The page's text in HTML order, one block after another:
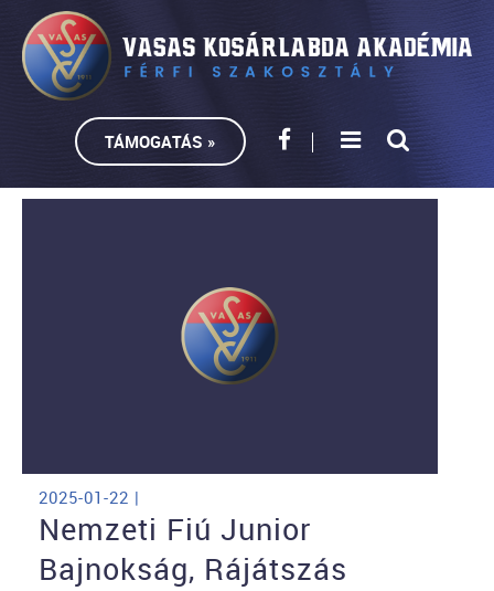
TÁMOGATÁS »
2025-01-22 |
Nemzeti Fiú Junior
Bajnokság, Rájátszás